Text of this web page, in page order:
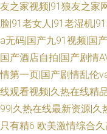
友之家视频|91狼友之家
脸|91老女人|91老湿机
a无码|国产九91视频|国
国产酒店自拍|国产剧情
情第一页|国产剧情乱伦
线观看视频|久热在线精
99|久热在线最新资源|久
只有精6 欧美激情综合